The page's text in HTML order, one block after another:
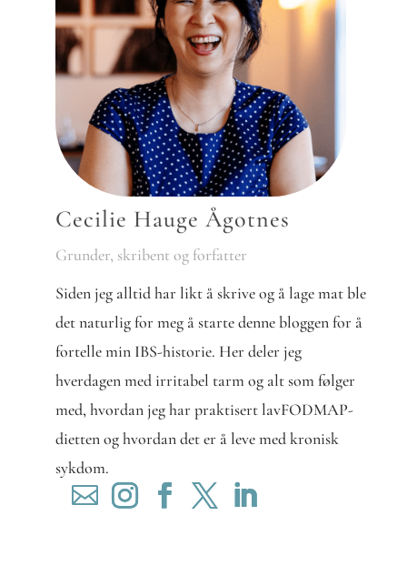
Cecilie Hauge Ågotnes
Grunder, skribent og forfatter
Siden jeg alltid har likt å skrive og å lage mat ble
det naturlig for meg å starte denne bloggen for å
fortelle min IBS-historie. Her deler jeg
hverdagen med irritabel tarm og alt som følger
med, hvordan jeg har praktisert lavFODMAP-
dietten og hvordan det er å leve med kronisk
sykdom.